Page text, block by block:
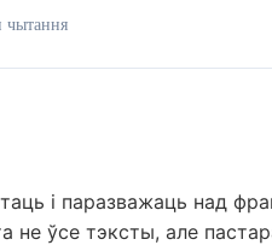
чытання
і паразважаць над
не ўсе тэксты, але